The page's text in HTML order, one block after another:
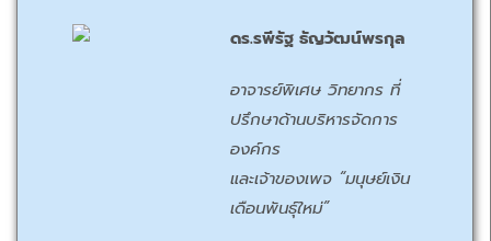
ดร.รพีรัฐ ธัญวัฒน์พรกุล
อาจารย์พิเศษ วิทยากร ที่
ปรึกษาด้านบริหารจัดการ
องค์กร
และเจ้าของเพจ “มนุษย์เงิน
เดือนพันธุ์ใหม่”